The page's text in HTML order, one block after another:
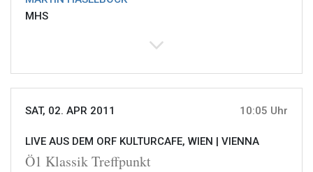
MHS
SAT, 02. APR 2011 10:05 Uhr
LIVE AUS DEM ORF KULTURCAFE, WIEN | VIENNA
Ö1 Klassik Treffpunkt